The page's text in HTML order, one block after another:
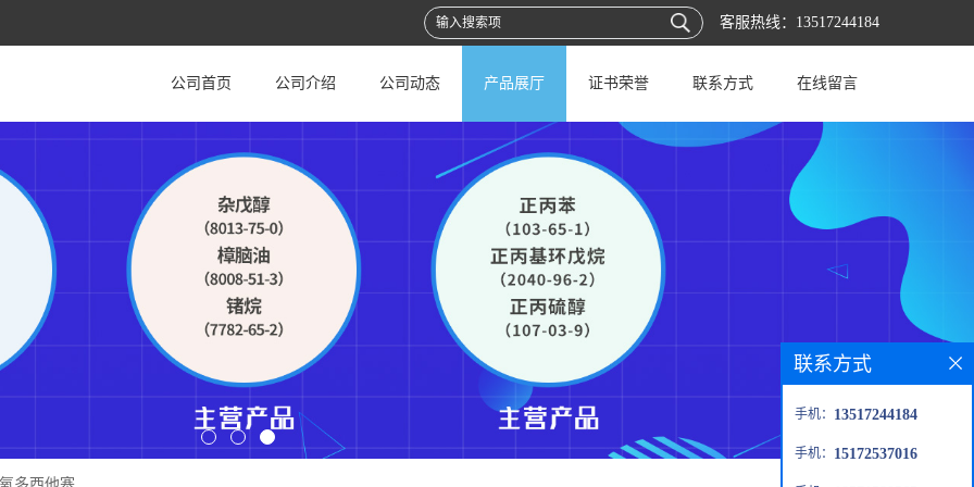
客服热线： 13517244184
公司首页 公司介绍 公司动态 产品展厅 证书荣誉 联系方式 在线留言
联系方式
手机： 13517244184
手机： 15172537016